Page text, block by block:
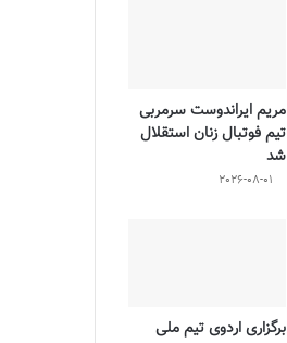
مریم ایراندوست سرمربی
تیم فوتبال زنان استقلال
شد
2026-08-01
برگزاری اردوی تیم ملی